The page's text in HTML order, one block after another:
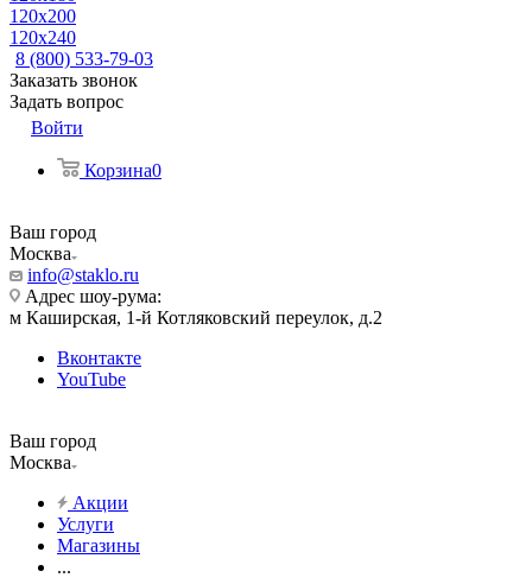
120x200
120x240
8 (800) 533-79-03
Заказать звонок
Задать вопрос
Войти
Корзина0
Ваш город
Москва
info@staklo.ru
Адрес шоу-рума:
м Каширская, 1-й Котляковский переулок, д.2
Вконтакте
YouTube
Ваш город
Москва
Акции
Услуги
Магазины
...